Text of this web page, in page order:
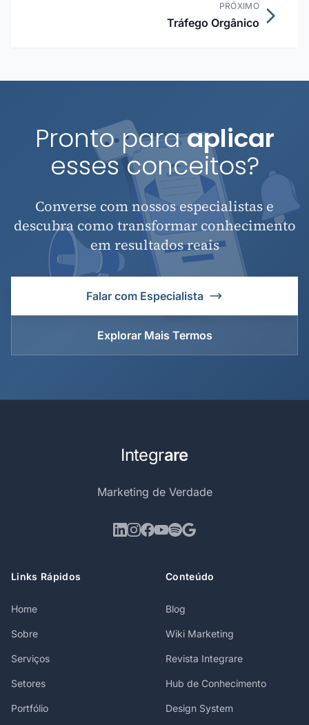
PRÓXIMO
Tráfego Orgânico
Pronto paraaplicar
esses conceitos?
Converse com nossos especialistas e
descubra como transformar conhecimento
em resultados reais
Falar com Especialista
Explorar Mais Termos
Integrare
Marketing de Verdade
Links Rápidos
Home
Sobre
Serviços
Setores
Portfólio
Conteúdo
Blog
Wiki Marketing
Revista Integrare
Hub de Conhecimento
Design System